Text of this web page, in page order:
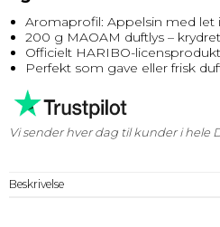
Aromaprofil: Appelsin med
200 g MAOAM duftlys –
Officielt HARIBO-
Perfekt som gave eller frisk
Vi sender hver dag til kunder i hele
Beskrivelse